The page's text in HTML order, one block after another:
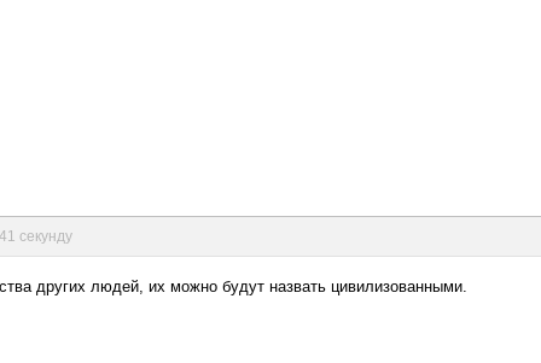
секунду
других людей, их можно будут назвать цивилизованными.